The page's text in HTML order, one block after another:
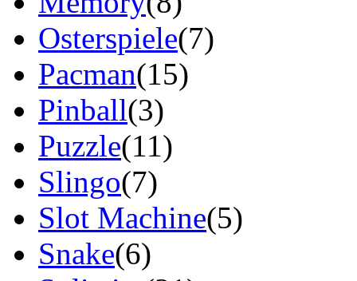
Osterspiele(7)
Pacman(15)
Pinball(3)
Puzzle(11)
Slingo(7)
Slot Machine(5)
Snake(6)